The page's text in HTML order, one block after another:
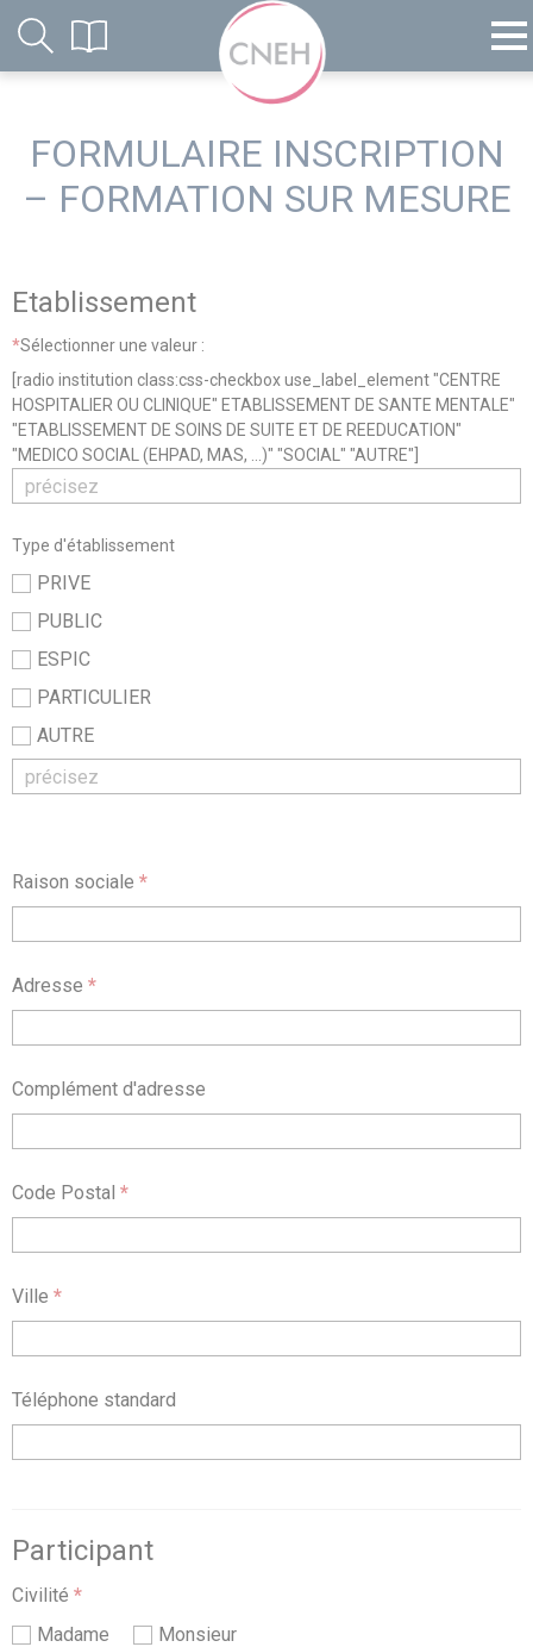
FORMULAIRE INSCRIPTION
– FORMATION SUR MESURE
Etablissement
*Sélectionner une valeur :
[radio institution class:css-checkbox use_label_element "CENTRE
HOSPITALIER OU CLINIQUE" ETABLISSEMENT DE SANTE MENTALE"
"ETABLISSEMENT DE SOINS DE SUITE ET DE REEDUCATION"
"MEDICO SOCIAL (EHPAD, MAS, ...)" "SOCIAL" "AUTRE"]
Type d'établissement
PRIVE
PUBLIC
ESPIC
PARTICULIER
AUTRE
Raison sociale *
Adresse *
Complément d'adresse
Code Postal *
Ville *
Téléphone standard
Participant
Civilité *
Madame
Monsieur